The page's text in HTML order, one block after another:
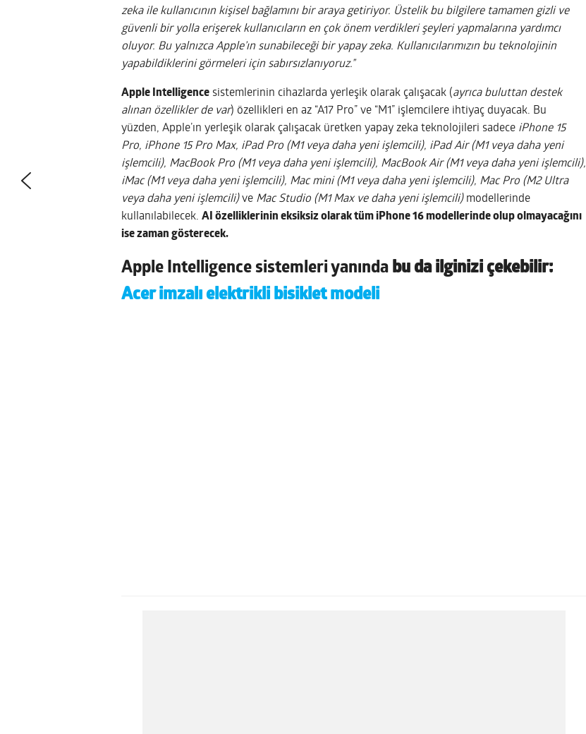
zeka ile kullanıcının kişisel bağlamını bir araya getiriyor. Üstelik bu bilgilere tamamen gizli ve
güvenli bir yolla erişerek kullanıcıların en çok önem verdikleri şeyleri yapmalarına yardımcı
oluyor. Bu yalnızca Apple’ın sunabileceği bir yapay zeka. Kullanıcılarımızın bu teknolojinin
yapabildiklerini görmeleri için sabırsızlanıyoruz.”
Apple Intelligence sistemlerinin cihazlarda yerleşik olarak çalışacak (ayrıca buluttan destek
alınan özellikler de var) özellikleri en az “A17 Pro” ve “M1” işlemcilere ihtiyaç duyacak. Bu
yüzden, Apple’ın yerleşik olarak çalışacak üretken yapay zeka teknolojileri sadece iPhone 15
Pro, iPhone 15 Pro Max, iPad Pro (M1 veya daha yeni işlemcili), iPad Air (M1 veya daha yeni
işlemcili), MacBook Pro (M1 veya daha yeni işlemcili), MacBook Air (M1 veya daha yeni işlemcili),
iMac (M1 veya daha yeni işlemcili), Mac mini (M1 veya daha yeni işlemcili), Mac Pro (M2 Ultra
veya daha yeni işlemcili)ve Mac Studio (M1 Max ve daha yeni işlemcili)modellerinde
kullanılabilecek. AI özelliklerinin eksiksiz olarak tüm iPhone 16 modellerinde olup olmayacağını
ise zaman gösterecek.
Apple Intelligence sistemleri yanında bu da ilginizi çekebilir:
Acer imzalı elektrikli bisiklet modeli